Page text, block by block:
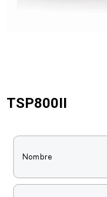
TSP800II